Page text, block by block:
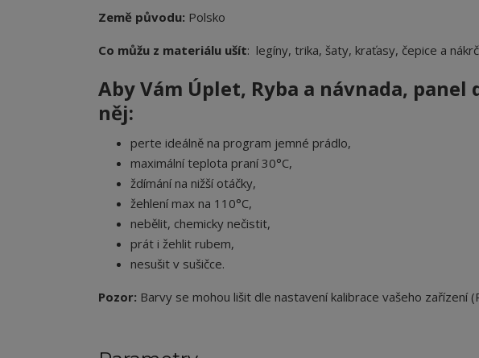
Země původu: Polsko
Co můžu z materiálu ušít: legíny, trika, šaty, kraťasy, čepice a
Aby Vám Úplet, Ryba a návnada, panel
něj:
perte ideálně na program jemné prádlo,
maximální teplota praní 30°C,
ždímání na nižší otáčky,
žehlení max na 110°C,
nebělit, chemicky nečistit,
prát i žehlit rubem,
nesušit v sušičce.
Pozor: Barvy se mohou lišit dle nastavení kalibrace vašeho zařízení